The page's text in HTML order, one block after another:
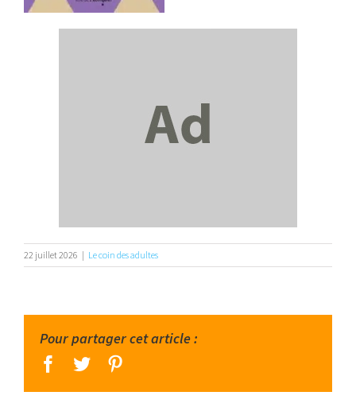
22 juillet 2026 | Le coin des adultes
Pour partager cet article :
facebook
twitter